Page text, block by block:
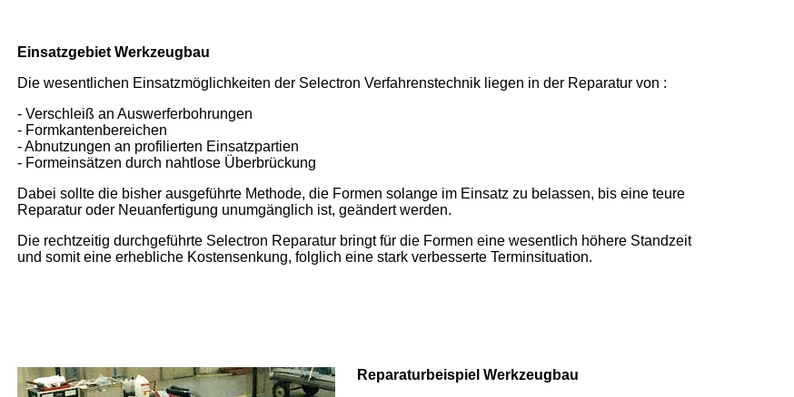
Einsatzgebiet Werkzeugbau
Die wesentlichen Einsatzmöglichkeiten der Selectron Verfahrenstechnik liegen in der Reparatur von :
- Verschleiß an Auswerferbohrungen
- Formkantenbereichen
- Abnutzungen an profilierten Einsatzpartien
- Formeinsätzen durch nahtlose Überbrückung
Dabei sollte die bisher ausgeführte Methode, die Formen solange im Einsatz zu belassen, bis eine teure
Reparatur oder Neuanfertigung unumgänglich ist, geändert werden.
Die rechtzeitig durchgeführte Selectron Reparatur bringt für die Formen eine wesentlich höhere Standzeit
und somit eine erhebliche Kostensenkung, folglich eine stark verbesserte Terminsituation.
Reparaturbeispiel Werkzeugbau